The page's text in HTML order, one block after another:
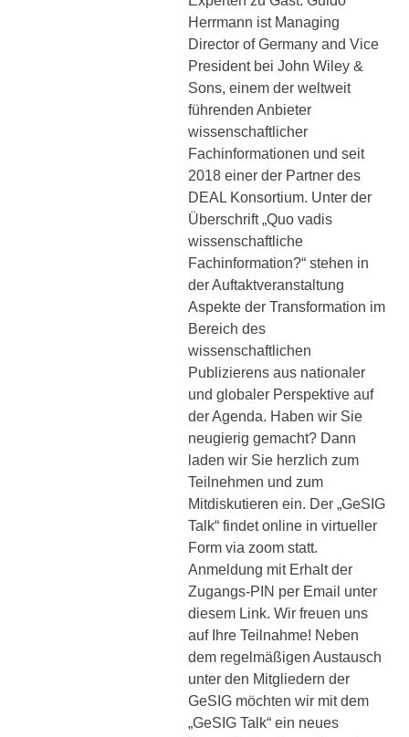
Herrmann ist Managing
Director of Germany and Vice
President bei John Wiley &
Sons, einem der weltweit
führenden Anbieter
wissenschaftlicher
Fachinformationen und seit
2018 einer der Partner des
DEAL Konsortium. Unter der
Überschrift „Quo vadis
wissenschaftliche
Fachinformation?“ stehen in
der Auftaktveranstaltung
Aspekte der Transformation im
Bereich des
wissenschaftlichen
Publizierens aus nationaler
und globaler Perspektive auf
der Agenda. Haben wir Sie
neugierig gemacht? Dann
laden wir Sie herzlich zum
Teilnehmen und zum
Mitdiskutieren ein. Der „GeSIG
Talk“ findet online in virtueller
Form via zoom statt.
Anmeldung mit Erhalt der
Zugangs-PIN per Email unter
diesem Link. Wir freuen uns
auf Ihre Teilnahme! Neben
dem regelmäßigen Austausch
unter den Mitgliedern der
GeSIG möchten wir mit dem
„GeSIG Talk“ ein neues